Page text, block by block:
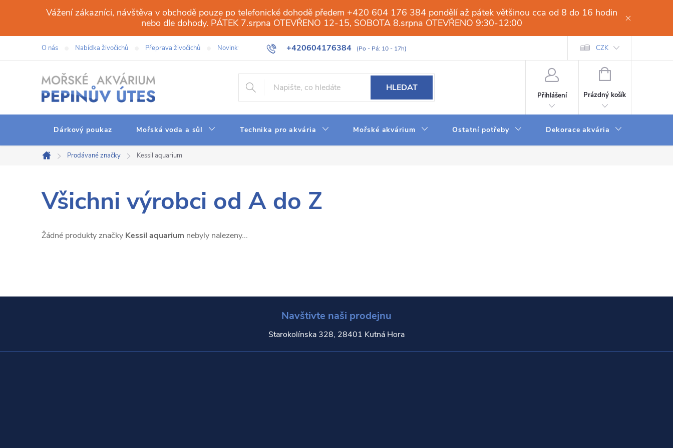
obsah
Vážení zákazníci, návštěva v obchodě pouze po telefonické dohodě předem +420 604 176 384 pondělí až pátek většinou cca od 8 do 16 hodin
nebo dle dohody. PÁTEK 7.srpna OTEVŘENO 12-15, SOBOTA 8.srpna OTEVŘENO 9:30-12:00
+420604176384
O nás Nabídka živočichů Přeprava živočichů Novinky Galerie Obchod Web Slovník pojmů Obchodní podmínky Dodací a platební
CZK
HLEDAT
Přihlášení
NÁKUPNÍ
Prázdný košík
Dárkový poukaz Mořská voda a sůl Technika pro akvária Mořské akvárium Ostatní potřeby Dekorace akvária
Domů
Prodávané značky Kessil aquarium
Žádné produkty značky Kessil aquarium nebyly nalezeny...
Navštivte naši prodejnu
Starokolínska 328, 28401 Kutná Hora